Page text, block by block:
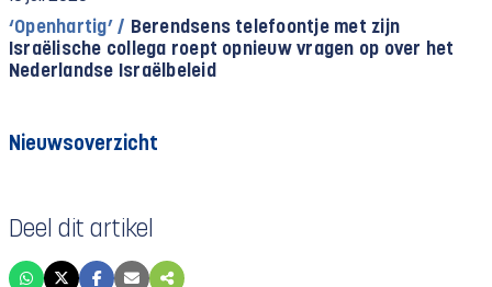
‘Openhartig’ / Berendsens telefoontje met zijn
Israëlische collega roept opnieuw vragen op over het
Nederlandse Israëlbeleid
Nieuwsoverzicht
Deel dit artikel